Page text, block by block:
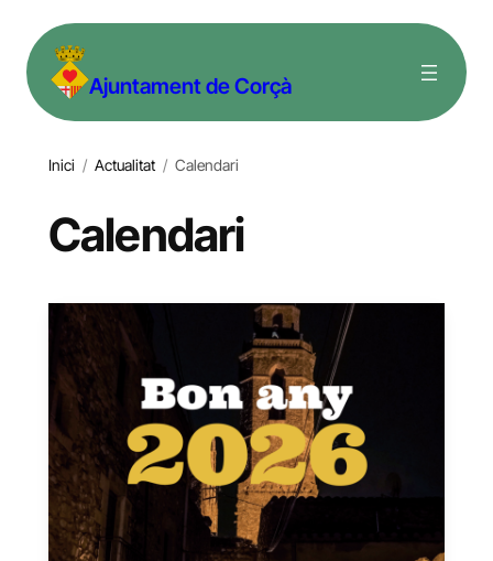
contingut Ajuntament de Corçà
Inici / Actualitat / Calendari
Calendari